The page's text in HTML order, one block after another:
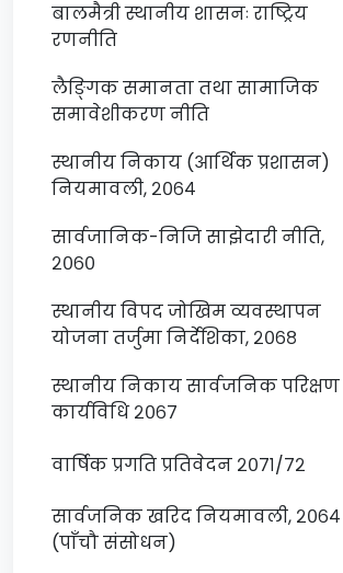
बालमैत्री स्थानीय शासनः राष्ट्रिय
रणनीति
लैङ्गिक समानता तथा सामाजिक
समावेशीकरण नीति
स्थानीय निकाय (आर्थिक प्रशासन)
नियमावली, २०६४
सार्वजानिक-निजि साझेदारी नीति,
२०६०
स्थानीय विपद जोखिम व्यवस्थापन
योजना तर्जुमा निर्देशिका, २०६८
स्थानीय निकाय सार्वजनिक परिक्षण
कार्यविधि २०६७
वार्षिक प्रगति प्रतिवेदन २०७१/७२
सार्वजनिक खरिद नियमावली, २०६४
(पाँचौ संसोधन)